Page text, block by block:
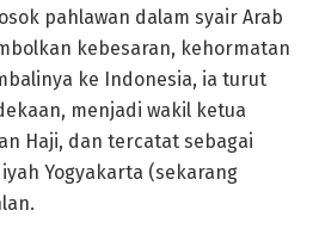
pahlawan dalam syair Arab
kebesaran, kehormatan
ke Indonesia, ia turut
menjadi wakil ketua
Haji, dan tercatat sebagai
Yogyakarta (sekarang